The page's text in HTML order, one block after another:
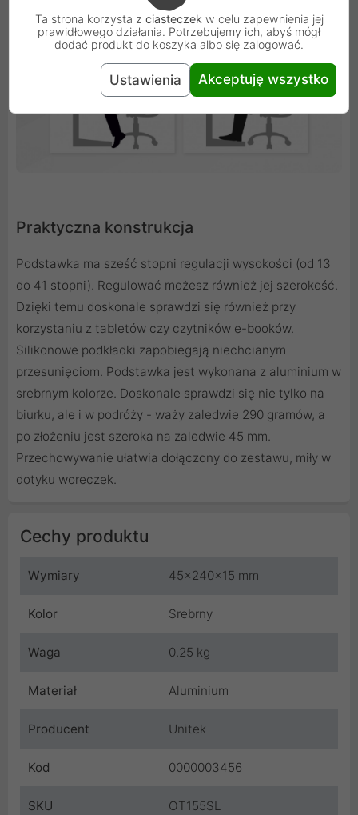
Praktyczna konstrukcja
Podstawka ma sześć stopni regulacji wysokości (od 13
do 41 stopni). Regulować możesz również jej szerokość.
Dzięki temu doskonale sprawdzi się również przy
korzystaniu z tabletów czy czytników e-booków.
Silikonowe podkładki zapobiegają niechcianym
przesunięciom. Podstawka jest wykonana z aluminium w
srebrnym kolorze. Doskonale sprawdzi się nie tylko na
biurku, ale i w podróży - waży zaledwie 290 gramów, a
po złożeniu jest szeroka na zaledwie 45 mm.
Przechowywanie ułatwia dołączony do zestawu, miły w
dotyku woreczek.
Cechy produktu
Wymiary 45x240x15 mm
Kolor Srebrny
Waga 0.25 kg
Materiał Aluminium
Producent Unitek
Kod 0000003456
SKU OT155SL
Ta strona korzysta z ciasteczekw celu zapewnienia jej
prawidłowego działania. Potrzebujemy ich, abyś mógł
dodać produkt do koszyka albo się zalogować.
Ustawienia Akceptuję wszystko